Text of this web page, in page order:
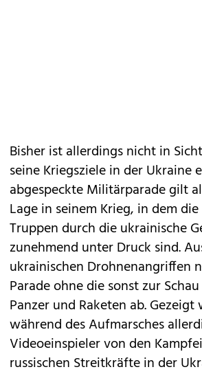
Bisher ist allerdings nicht in
seine Kriegsziele in der Ukraine
abgespeckte Militärparade gilt
Lage in seinem Krieg, in dem
Truppen durch die ukrainische
zunehmend unter Druck sind.
ukrainischen Drohnenangriffen
Parade ohne die sonst zur
Panzer und Raketen ab. Gezeigt
während des Aufmarsches
Videoeinspieler von den
russischen Streitkräfte in der